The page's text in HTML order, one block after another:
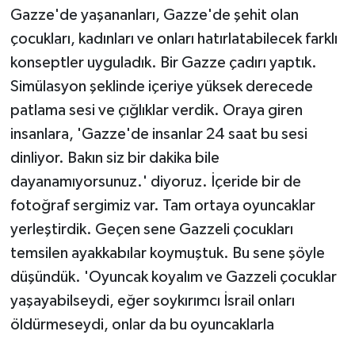
Gazze'de yaşananları, Gazze'de şehit olan
çocukları, kadınları ve onları hatırlatabilecek farklı
konseptler uyguladık. Bir Gazze çadırı yaptık.
Simülasyon şeklinde içeriye yüksek derecede
patlama sesi ve çığlıklar verdik. Oraya giren
insanlara, 'Gazze'de insanlar 24 saat bu sesi
dinliyor. Bakın siz bir dakika bile
dayanamıyorsunuz.' diyoruz. İçeride bir de
fotoğraf sergimiz var. Tam ortaya oyuncaklar
yerleştirdik. Geçen sene Gazzeli çocukları
temsilen ayakkabılar koymuştuk. Bu sene şöyle
düşündük. 'Oyuncak koyalım ve Gazzeli çocuklar
yaşayabilseydi, eğer soykırımcı İsrail onları
öldürmeseydi, onlar da bu oyuncaklarla